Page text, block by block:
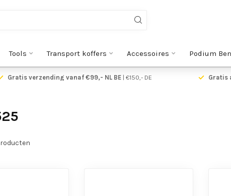
Tools Transport koffers Accessoires Podium
Gratis verzending vanaf €99,- NL BE| €150,- DE Gratis